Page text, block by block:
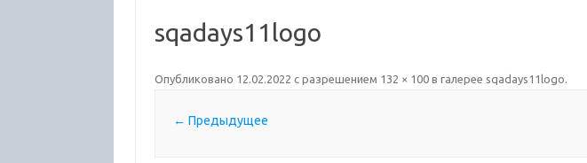
sqadays11logo
Опубликовано 12.02.2022 с разрешением 132 × 100в галерее sqadays11logo.
← Предыдущее